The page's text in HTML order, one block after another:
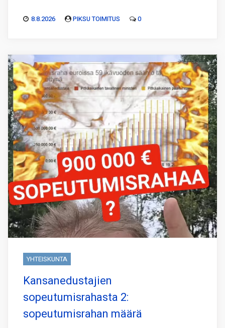
8.8.2026 PIKSU TOIMITUS 0
YHTEISKUNTA
Kansanedustajien
sopeutumisrahasta 2:
sopeutumisrahan määrä